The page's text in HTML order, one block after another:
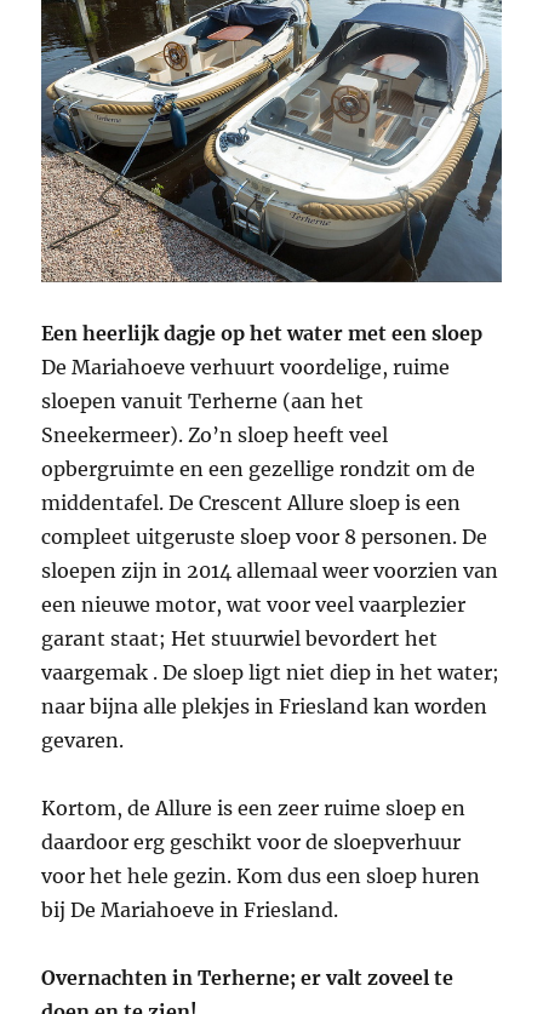
Een heerlijk dagje op het water met een sloep
De Mariahoeve verhuurt voordelige, ruime
sloepen vanuit Terherne (aan het
Sneekermeer). Zo’n sloep heeft veel
opbergruimte en een gezellige rondzit om de
middentafel. De Crescent Allure sloep is een
compleet uitgeruste sloep voor 8 personen. De
sloepen zijn in 2014 allemaal weer voorzien van
een nieuwe motor, wat voor veel vaarplezier
garant staat; Het stuurwiel bevordert het
vaargemak . De sloep ligt niet diep in het water;
naar bijna alle plekjes in Friesland kan worden
gevaren.
Kortom, de Allure is een zeer ruime sloep en
daardoor erg geschikt voor de sloepverhuur
voor het hele gezin. Kom dus een sloep huren
bij De Mariahoeve in Friesland.
Overnachten in Terherne; er valt zoveel te